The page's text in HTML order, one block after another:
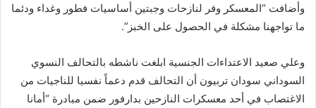
وأضافت “المعسكر وفر لنازحات وجبتين أساسيات فطور وغداء ودئما
ما تواجهنا مشكلة في الحصول على الخبز”.
وعلي صعيد الاعتداءات الجنسية ابلغت ناشطه بالتحالف النسوي
السوداني سودان تربيون أن التحالف قدم دعماً نفسيا للناجيات من
الاغتصاب في أحد معسكرات النازحين بدارفور ضمن مبادرة “أمانا